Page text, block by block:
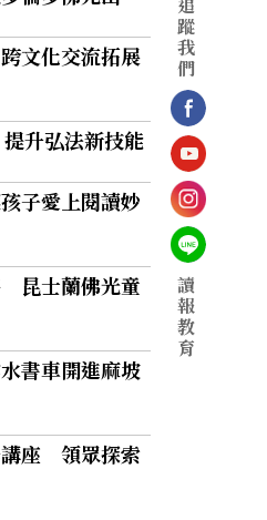
文化交流拓展
升弘法新技能
子愛上閱讀妙
昆士蘭佛光童
書車開進麻坡
講座 領眾探索
蹤
我
們
讀
報
教
育